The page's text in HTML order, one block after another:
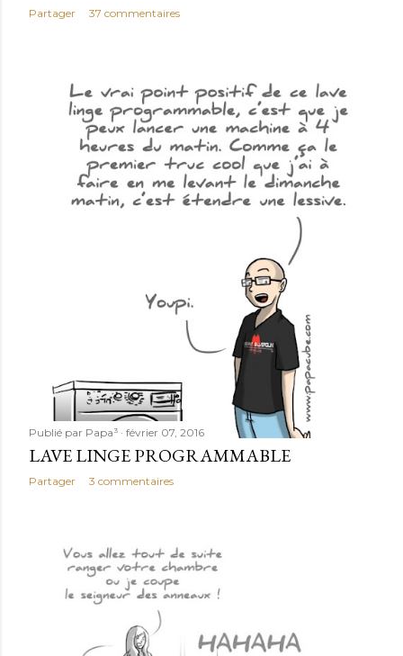
Partager 37 commentaires
Publié par Papa³ février 07, 2016
LAVE LINGE PROGRAMMABLE
Partager 3 commentaires